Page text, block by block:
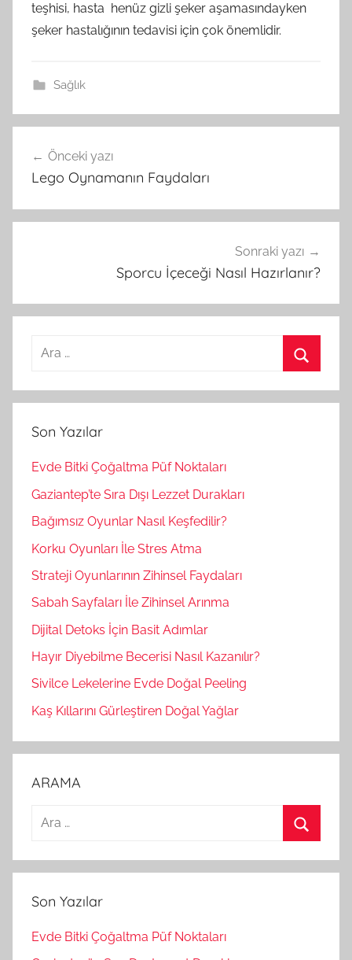
teşhisi, hasta henüz gizli şeker aşamasındayken
şeker hastalığının tedavisi için çok önemlidir.
Sağlık
Yazı
gezinmesi
Önceki yazı
Lego Oynamanın Faydaları
Sonraki yazı
Sporcu İçeceği Nasıl Hazırlanır?
a
a
r
Son Yazılar
Evde Bitki Çoğaltma Püf Noktaları
Gaziantep’te Sıra Dışı Lezzet Durakları
Bağımsız Oyunlar Nasıl Keşfedilir?
Korku Oyunları İle Stres Atma
Strateji Oyunlarının Zihinsel Faydaları
Sabah Sayfaları İle Zihinsel Arınma
Dijital Detoks İçin Basit Adımlar
Hayır Diyebilme Becerisi Nasıl Kazanılır?
Sivilce Lekelerine Evde Doğal Peeling
Kaş Kıllarını Gürleştiren Doğal Yağlar
ARAMA
a
a
r
Son Yazılar
Evde Bitki Çoğaltma Püf Noktaları